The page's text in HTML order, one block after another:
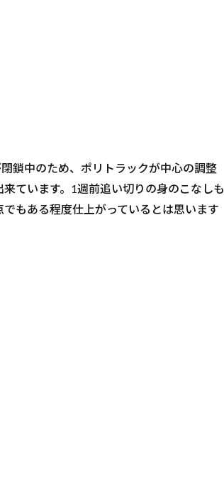
鎖中のため、ポリトラックが中心の調整
ています。1週前追い切りの身のこなしも
もある程度仕上がっているとは思います